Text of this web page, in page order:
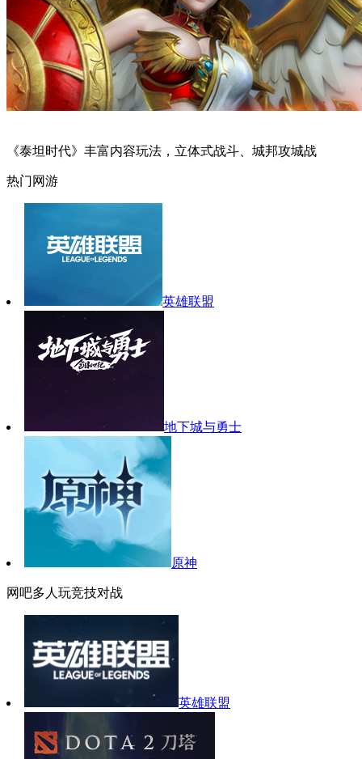
《泰坦时代》丰富内容玩法，立体式战斗、城邦攻城战
热门网游
英雄联盟
地下城与勇士
原神
网吧多人玩竞技对战
英雄联盟